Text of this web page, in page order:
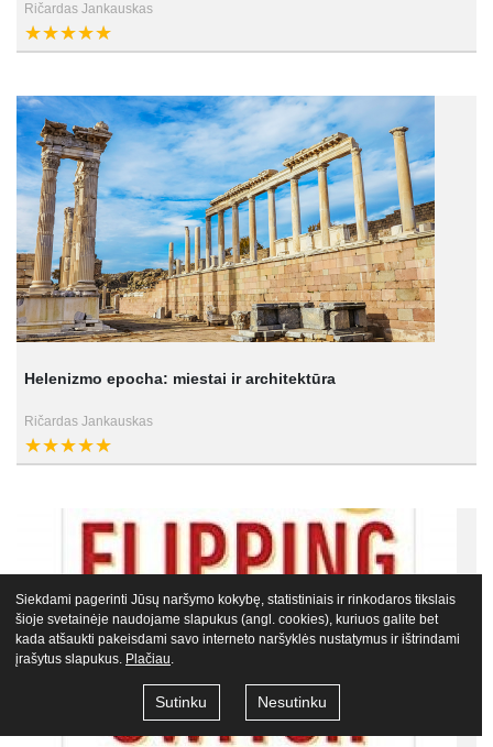
Ričardas Jankauskas
Helenizmo epocha: miestai ir architektūra
Ričardas Jankauskas
Siekdami pagerinti Jūsų naršymo kokybę, statistiniais ir rinkodaros tikslais
šioje svetainėje naudojame slapukus (angl. cookies), kuriuos galite bet
kada atšaukti pakeisdami savo interneto naršyklės nustatymus ir ištrindami
įrašytus slapukus. Plačiau
Sutinku Nesutinku